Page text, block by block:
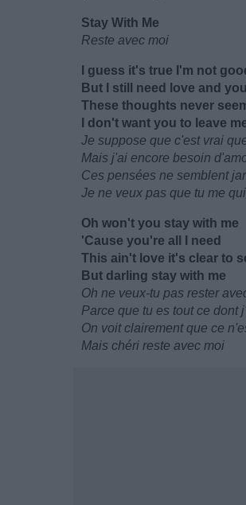
Stay With Me
Reste avec moi
I guess it's true I'm not
But I still need love and
These thoughts never
I don't want you to leave
Je suppose que c'est vrai
Mais j'ai encore besoin
Ces pensées ne semblent
Je ne veux pas que tu me
Oh won't you stay with me
'Cause you're all I need
This ain't love it's clear to
But darling stay with me
Oh ne veux-tu pas rester
Parce que tu es tout ce dont
On voit clairement que ce
Mais chéri reste avec moi